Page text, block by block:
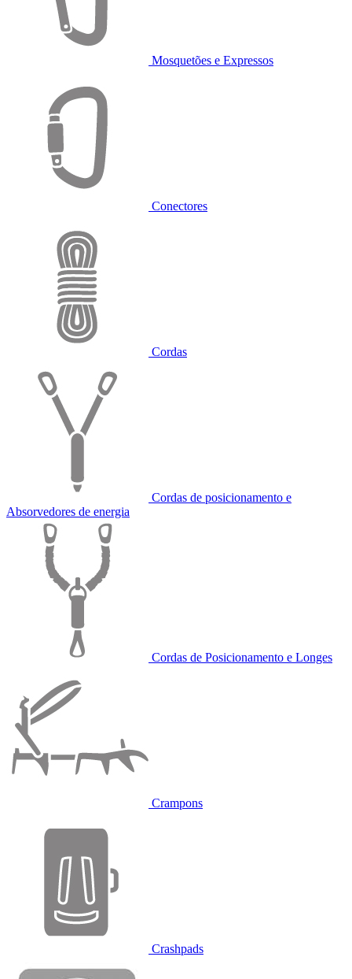
Mosquetões e Expressos
Conectores
Cordas
Cordas de posicionamento e
Absorvedores de energia
Cordas de Posicionamento e Longes
Crampons
Crashpads